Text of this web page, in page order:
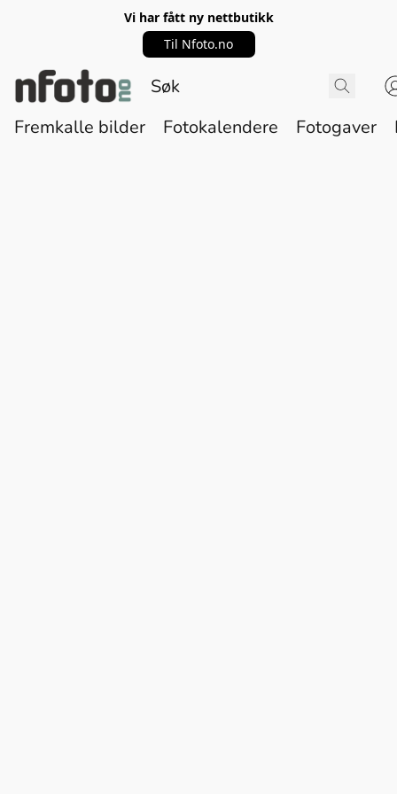
Vi har fått ny nettbutikk
Til Nfoto.no
Fremkalle bilder Fotokalendere Fotogaver